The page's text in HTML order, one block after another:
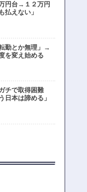
円台→１２万円
えない」
勤とか無理」→
を変え始める
チで取得困難
本は諦める」